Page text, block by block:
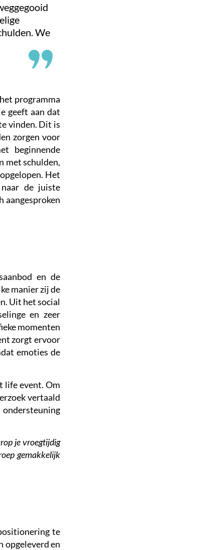
We
programma
geeft aan dat
vinden. Dit is
zorgen voor
beginnende
met schulden,
Het
de juiste
aangesproken
en de
manier zij de
Uit het social
en zeer
momenten
zorgt ervoor
emoties de
life event. Om
vertaald
je vroegtijdig
gemakkelijk
te
opgeleverd en